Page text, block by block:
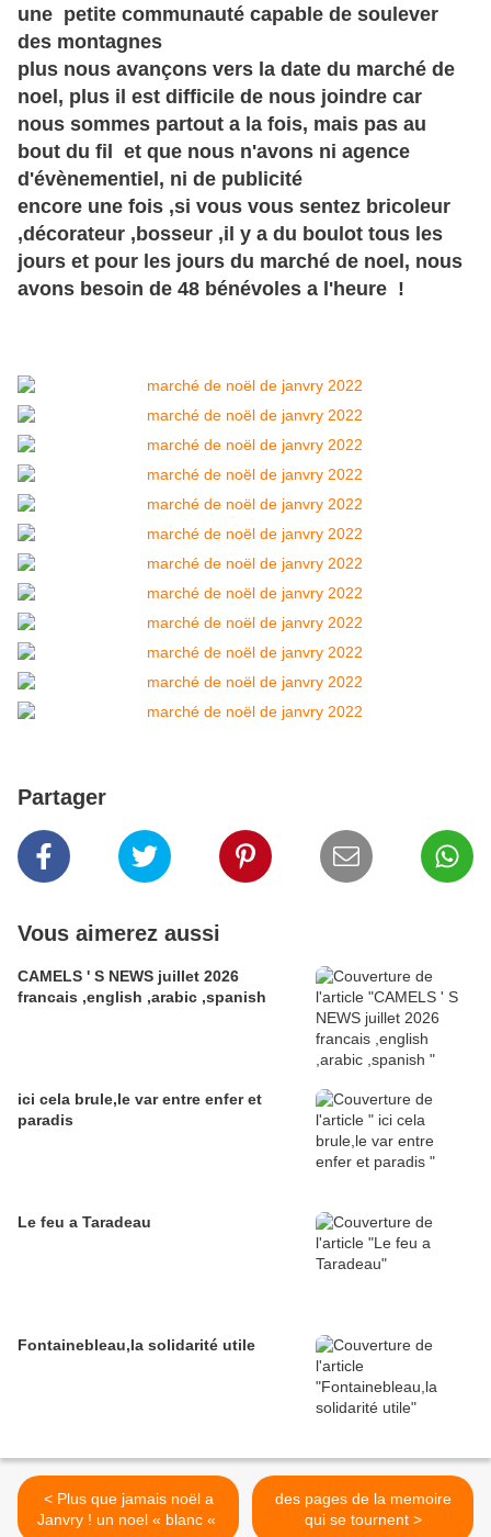
une petite communauté capable de soulever
des montagnes
plus nous avançons vers la date du marché de
noel, plus il est difficile de nous joindre car
nous sommes partout a la fois, mais pas au
bout du fil et que nous n'avons ni agence
d'évènementiel, ni de publicité
encore une fois ,si vous vous sentez bricoleur
,décorateur ,bosseur ,il y a du boulot tous les
jours et pour les jours du marché de noel, nous
avons besoin de 48 bénévoles a l'heure !
Partager
Vous aimerez aussi
CAMELS ' S NEWS juillet 2026
francais ,english ,arabic ,spanish
ici cela brule,le var entre enfer et
paradis
Le feu a Taradeau
Fontainebleau,la solidarité utile
< Plus que jamais noël a
Janvry ! un noel « blanc «
des pages de la memoire
qui se tournent >